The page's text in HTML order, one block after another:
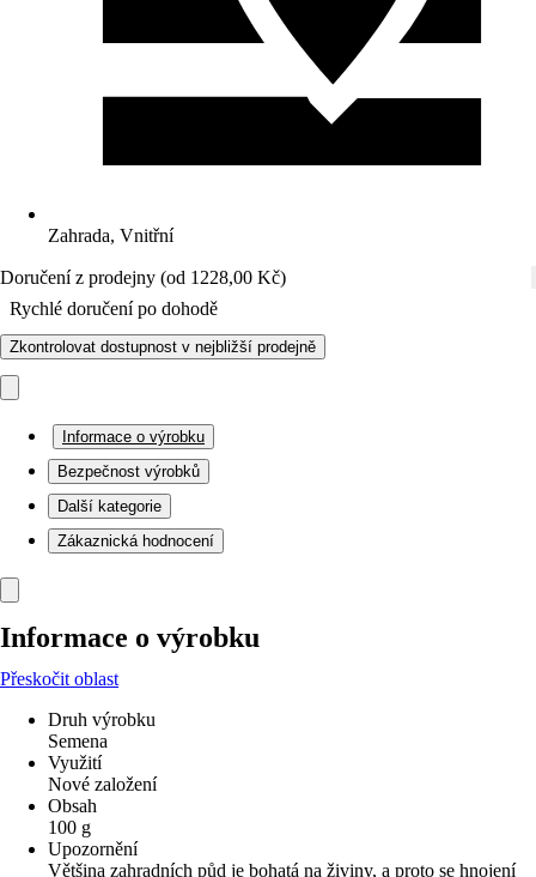
Zahrada, Vnitřní
Doručení z prodejny (od 1228,00 Kč)
Rychlé doručení po dohodě
Zkontrolovat dostupnost v nejbližší prodejně
Informace o výrobku
Bezpečnost výrobků
Další kategorie
Zákaznická hodnocení
Informace o výrobku
Přeskočit oblast
Druh výrobku
Semena
Využití
Nové založení
Obsah
100 g
Upozornění
Většina zahradních půd je bohatá na živiny, a proto se hnojení